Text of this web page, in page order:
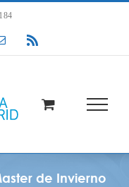
CorreoRss
de Invierno